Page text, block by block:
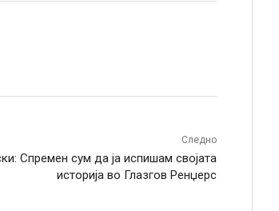
Следно
Спремен сум да ја испишам својата
историја во Глазгов Ренџерс